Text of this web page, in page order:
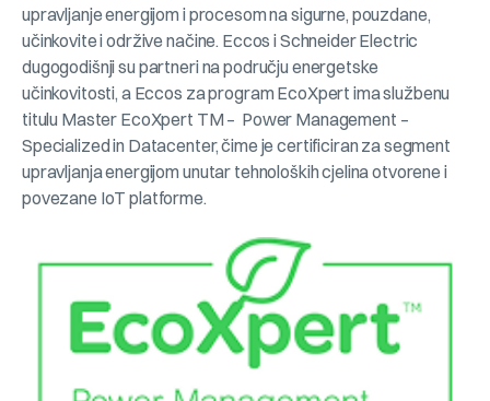
upravljanje energijom i procesom na sigurne, pouzdane,
učinkovite i održive načine. Eccos i Schneider Electric
dugogodišnji su partneri na području energetske
učinkovitosti, a Eccos za program EcoXpert ima službenu
titulu Master EcoXpert TM – Power Management –
Specialized in Datacenter, čime je certificiran za segment
upravljanja energijom unutar tehnoloških cjelina otvorene i
povezane IoT platforme.